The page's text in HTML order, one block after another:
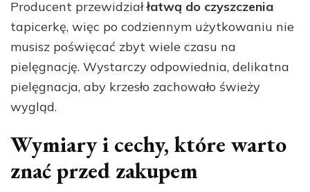
Producent przewidziałłatwą do czyszczenia
tapicerkę, więc po codziennym użytkowaniu nie
musisz poświęcać zbyt wiele czasu na
pielęgnację. Wystarczy odpowiednia, delikatna
pielęgnacja, aby krzesło zachowało świeży
wygląd.
Wymiary i cechy, które warto
znać przed zakupem